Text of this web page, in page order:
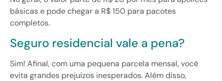
básicas e pode chegar a R$ 150 para pacotes
completos.
Seguro residencial vale a pena?
Sim! Afinal, com uma pequena parcela mensal, você
evita grandes prejuízos inesperados. Além disso,